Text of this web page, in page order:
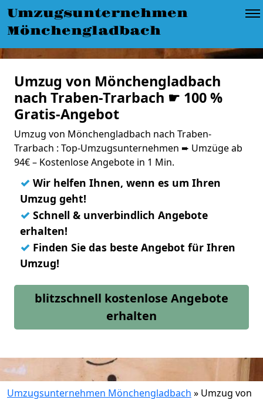
Umzugsunternehmen
Mönchengladbach
Umzug von Mönchengladbach
nach Traben-Trarbach ☛ 100 %
Gratis-Angebot
Umzug von Mönchengladbach nach Traben-
Trarbach : Top-Umzugsunternehmen ➨ Umzüge ab
94€ – Kostenlose Angebote in 1 Min.
✓ Wir helfen Ihnen, wenn es um Ihren
Umzug geht!
✓ Schnell & unverbindlich Angebote
erhalten!
✓ Finden Sie das beste Angebot für Ihren
Umzug!
blitzschnell kostenlose Angebote
erhalten
Umzugsunternehmen Mönchengladbach » Umzug von